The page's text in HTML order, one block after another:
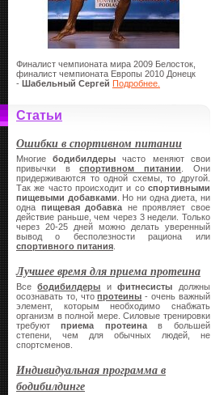
Финалист чемпионата мира 2009 Белосток,
финалист чемпионата Европы 2010 Донецк
- Шабельный Сергей Подробнее.
Статьи
Ошибки в спортивном питании
Многиебодибилдеры часто меняют свои
привычки вспортивном питании
. Они
придерживаются то одной схемы, то другой.
Так же часто происходит и со спортивными
пищевыми добавками . Но ни одна диета, ни
одна пищевая добавка не проявляет свое
действие раньше, чем через 3 недели. Только
через 20-25 дней можно делать уверенный
вывод о бесполезности рациона или
спортивного питания
Лучшее время для приема протеина
Всебодибилдеры ифитнесисты должны
осознавать то, чтопротеины - очень важный
элемент, которым необходимо снабжать
организм в полной мере. Силовые тренировки
требуютприема протеина в большей
степени, чем для обычных людей, не
спортсменов.
Индивидуальная программа в
бодибилдинге